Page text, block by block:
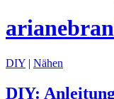
DIY | Nähen
DIY: